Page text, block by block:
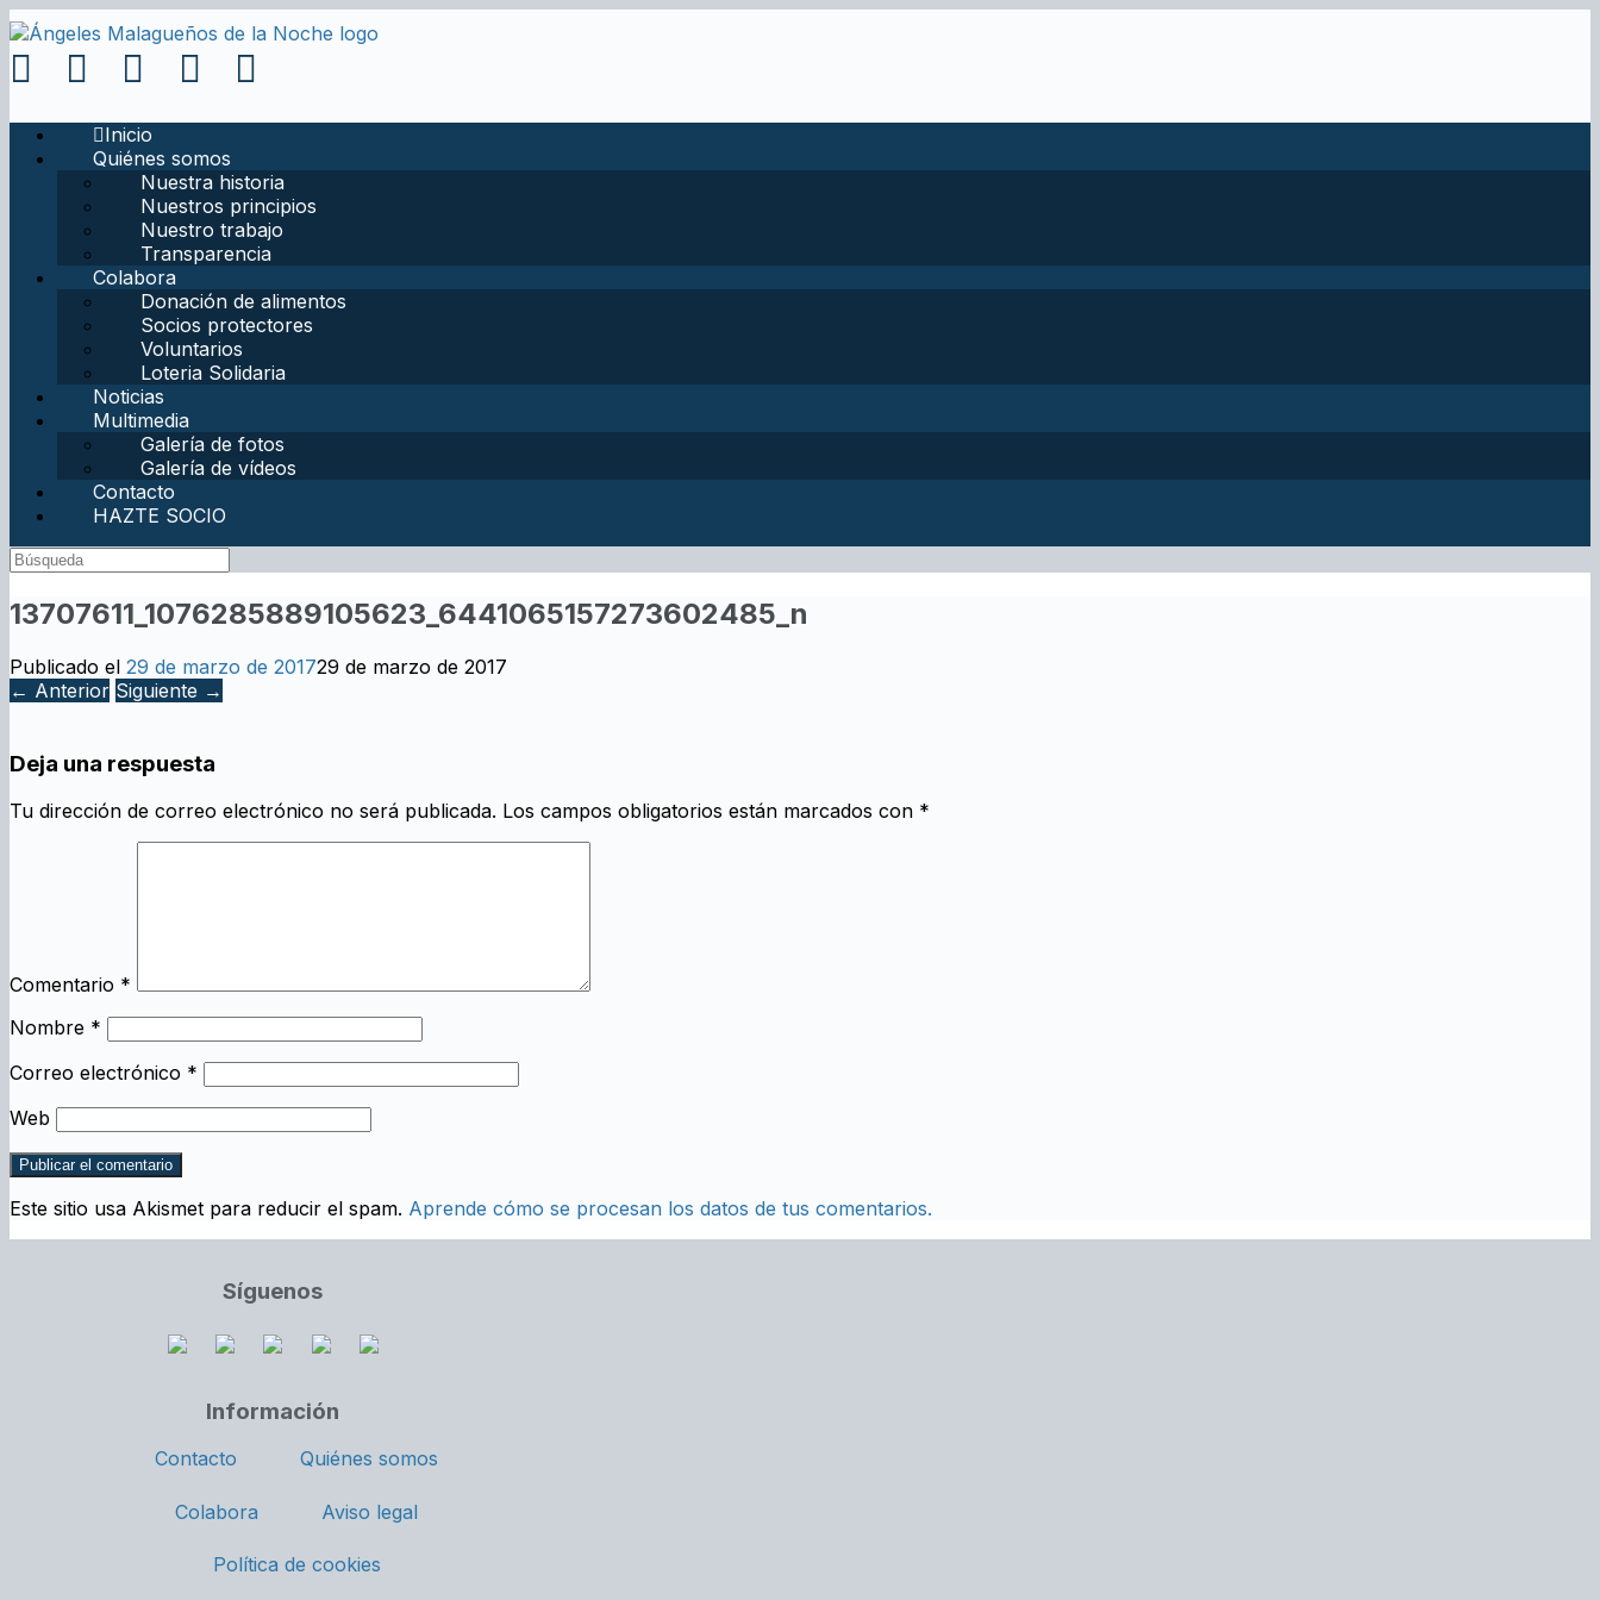
Inicio
Quiénes somos
Nuestra historia
Nuestros principios
Nuestro trabajo
Transparencia
Colabora
Donación de alimentos
Socios protectores
Voluntarios
Loteria Solidaria
Noticias
Multimedia
Galería de fotos
Galería de vídeos
Contacto
HAZTE SOCIO
13707611_1076285889105623_6441065157273602485_n
Publicado el 29 de marzo de 201729 de marzo de 2017
← Anterior Siguiente →
Deja una respuesta
Tu dirección de correo electrónico no será publicada. Los campos obligatorios están marcados con *
Comentario *
Nombre *
Correo electrónico *
Web
Este sitio usa Akismet para reducir el spam. Aprende cómo se procesan los datos de tus comentarios.
Síguenos
Información
Contacto Quiénes somos
Colabora Aviso legal
Política de cookies